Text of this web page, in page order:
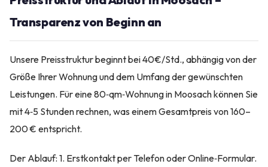
Transparenz von Beginn an
Unsere Preisstruktur beginnt bei 40€/Std., abhängig von der
Größe Ihrer Wohnung und dem Umfang der gewünschten
Leistungen. Für eine 80‑qm‑Wohnung in Moosach können Sie
mit 4‑5 Stunden rechnen, was einem Gesamtpreis von 160–
200 € entspricht.
Der Ablauf: 1. Erstkontakt per Telefon oder Online‑Formular.